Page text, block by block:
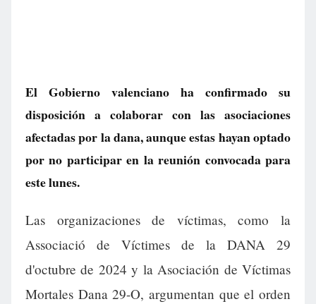
El Gobierno valenciano ha confirmado su
disposición a colaborar con las asociaciones
afectadas por la dana, aunque estas hayan optado
por no participar en la reunión convocada para
este lunes.
Las organizaciones de víctimas, como la
Associació de Víctimes de la DANA 29
d'octubre de 2024 y la Asociación de Víctimas
Mortales Dana 29-O, argumentan que el orden